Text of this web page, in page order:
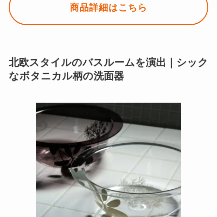
商品詳細はこちら
北欧スタイルのバスルームを演出｜シック
なボタニカル柄の洗面器